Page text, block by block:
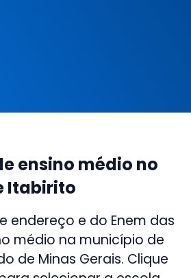
ensino médio no
Itabirito
endereço e do Enem das
médio na município de
de Minas Gerais. Clique